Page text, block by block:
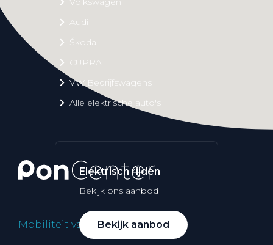
Audi
Škoda
CUPRA
VW Bedrijfswagens
Alle elektrische auto's
Elektrisch rijden
Bekijk ons aanbod
Bekijk aanbod
Mobiliteit vanuit het hart